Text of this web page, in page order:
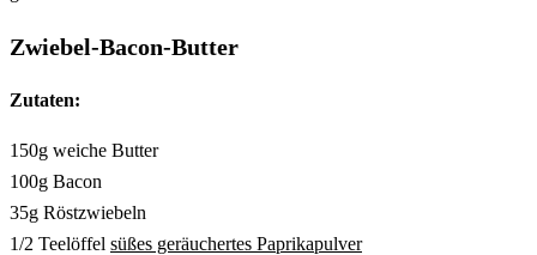
Zwiebel-Bacon-Butter
Zutaten:
150g weiche Butter
100g Bacon
35g Röstzwiebeln
1/2 Teelöffel süßes geräuchertes Paprikapulver